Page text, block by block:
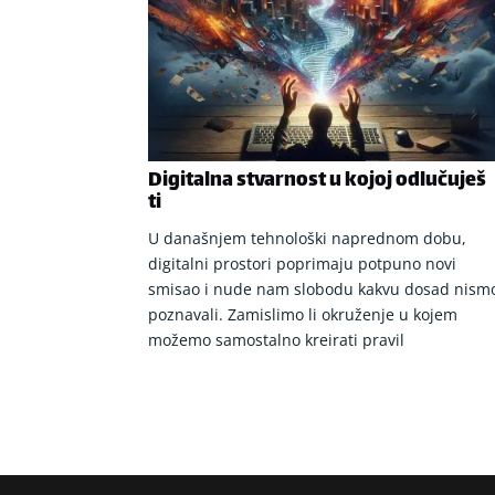
Digitalna stvarnost u kojoj odlučuješ
ti
U današnjem tehnološki naprednom dobu,
digitalni prostori poprimaju potpuno novi
smisao i nude nam slobodu kakvu dosad
poznavali. Zamislimo li okruženje u kojem
možemo samostalno kreirati pravil